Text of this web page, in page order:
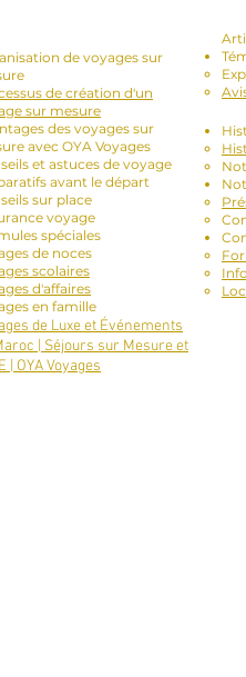
de voyages sur
de création d'un
sur mesure
des voyages sur
avec OYA Voyages
et astuces de voyage
avant le départ
sur place
voyage
spéciales
de noces
scolaires
d'affaires
en famille
de Luxe et Événements
| Séjours sur Mesure et
| OYA Voyages